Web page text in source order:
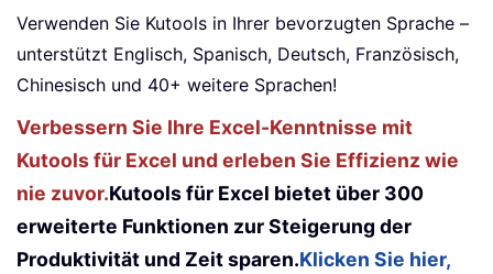
Verwenden Sie Kutools in Ihrer bevorzugten Sprache –
unterstützt Englisch, Spanisch, Deutsch, Französisch,
Chinesisch und 40+ weitere Sprachen!
Verbessern Sie Ihre Excel-Kenntnisse mit
Kutools für Excel und erleben Sie Effizienz wie
nie zuvor.Kutools für Excel bietet über 300
erweiterte Funktionen zur Steigerung der
Produktivität und Zeit sparen.Klicken Sie hier,